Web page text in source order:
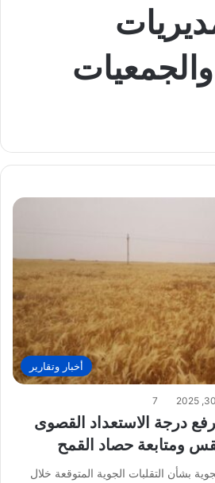
والجمعيات
أخبار وتقارير
7
درجة الاستعداد القصوى
ومتابعة حصاد القمح
بشأن التقلبات الجوية المتوقعة خلال